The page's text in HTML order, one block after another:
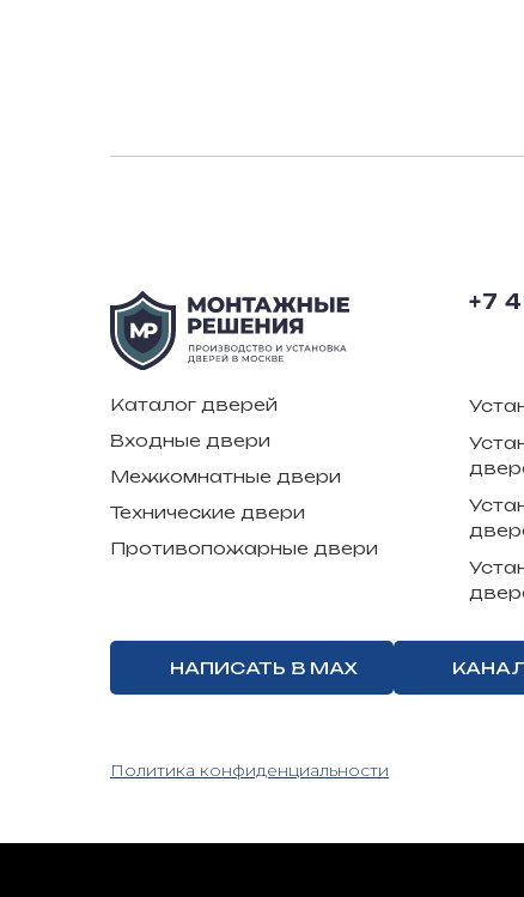
+7
Каталог дверей
Входные двери
Межкомнатные двери
Технические двери
Противопожарные двери
НАПИСАТЬ В MAX
Политика конфиденциальности